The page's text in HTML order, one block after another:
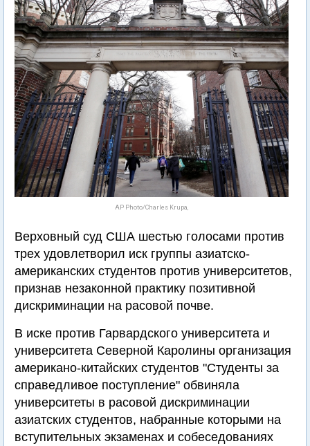
AP Photo/Charles Krupa,
Верховный суд США шестью голосами против
трех удовлетворил иск группы азиатско-
американских студентов против университетов,
признав незаконной практику позитивной
дискриминации на расовой почве.
В иске против Гарвардского университета и
университета Северной Каролины организация
американо-китайских студентов "Студенты за
справедливое поступление" обвиняла
университеты в расовой дискриминации
азиатских студентов, набранные которыми на
вступительных экзаменах и собеседованиях